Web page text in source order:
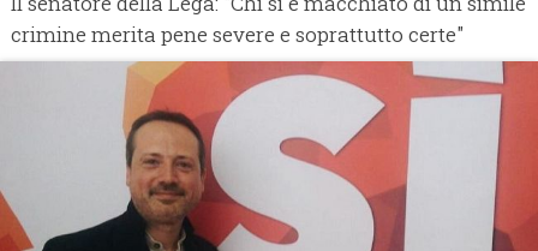
crimine merita pene severe e soprattutto certe"